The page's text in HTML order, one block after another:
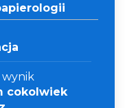
wynik
cokolwiek